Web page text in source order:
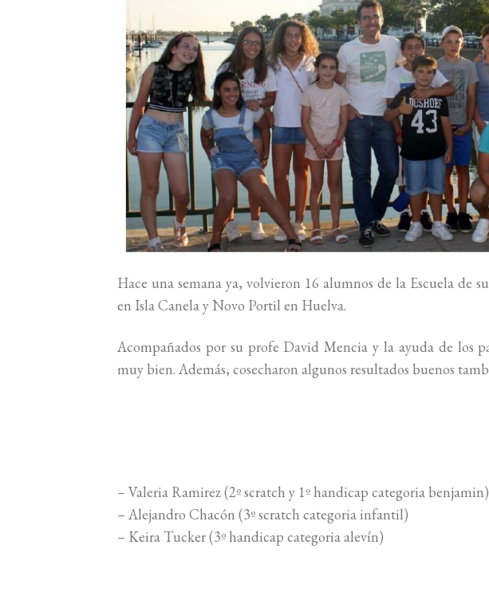
Hace una semana ya, volvieron 16 alumnos de la Escuela de
en Isla Canela y Novo Portil en Huelva.
Acompañados por su profe David Mencia y la ayuda de los
muy bien. Además, cosecharon algunos resultados buenos
– Valeria Ramirez (2º scratch y 1º handicap categoria benjamin)
– Alejandro Chacón (3º scratch categoria infantil)
– Keira Tucker (3º handicap categoria alevín)